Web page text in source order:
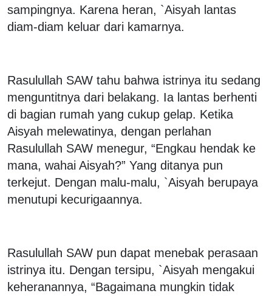
sampingnya. Karena heran, `Aisyah lantas
diam-diam keluar dari kamarnya.
Rasulullah SAW tahu bahwa istrinya itu sedang
menguntitnya dari belakang. Ia lantas berhenti
di bagian rumah yang cukup gelap. Ketika
Aisyah melewatinya, dengan perlahan
Rasulullah SAW menegur, “Engkau hendak ke
mana, wahai Aisyah?” Yang ditanya pun
terkejut. Dengan malu-malu, `Aisyah berupaya
menutupi kecurigaannya.
Rasulullah SAW pun dapat menebak perasaan
istrinya itu. Dengan tersipu, `Aisyah mengakui
keheranannya, “Bagaimana mungkin tidak